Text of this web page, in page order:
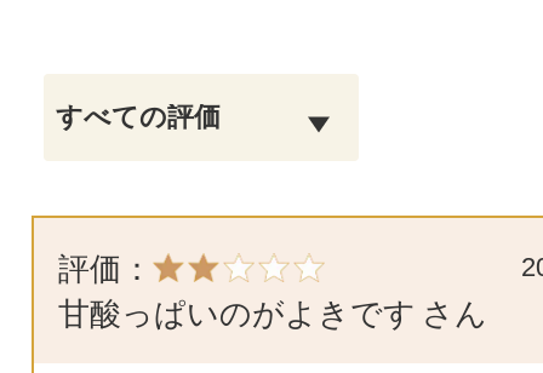
評価：
甘酸っぱいのがよきです さん